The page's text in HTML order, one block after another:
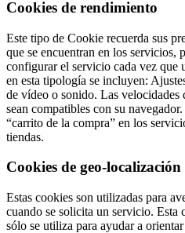
Cookies de rendimiento
Este tipo de Cookie recuerda sus
que se encuentran en los servicios,
configurar el servicio cada vez que
en esta tipología se incluyen:
de vídeo o sonido. Las velocidades
sean compatibles con su
“carrito de la compra” en los
tiendas.
Cookies de geo-localización
Estas cookies son utilizadas para
cuando se solicita un servicio. Esta
sólo se utiliza para ayudar a